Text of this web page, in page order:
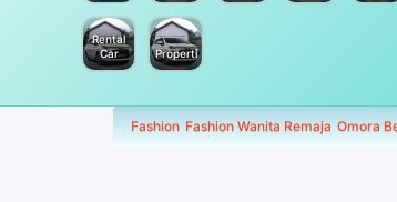
Rental
Car
Properti
Fashion Fashion Wanita Remaja Omora